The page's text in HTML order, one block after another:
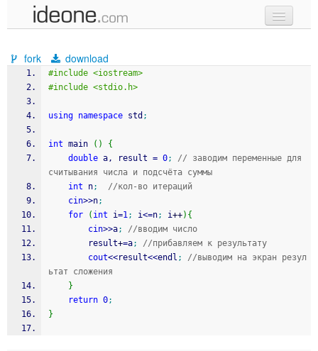
samples
fork download
#include <iostream>
#include <stdio.h>
using namespace std ;
int main ( )
{
double a, result = 0;
// заводим переменные для
считывания числа и подсчёта суммы
int n;
//кол-во итераций
cin>>n;
for
( int i=1; i<=n; i++) {
cin>>a;
//вводим число
        result
+=a;
//прибавляем к результату
cout<<result<<endl ;
//выводим на экран резул
ьтат сложения
}
return 0;
}